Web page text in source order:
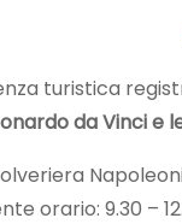
turistica
da Vinci e
orario: 9.30 –